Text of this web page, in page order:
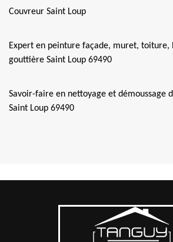
Couvreur Saint Loup
Expert en peinture façade, muret,
gouttière Saint Loup 69490
Savoir-faire en nettoyage et démoussage
Saint Loup 69490